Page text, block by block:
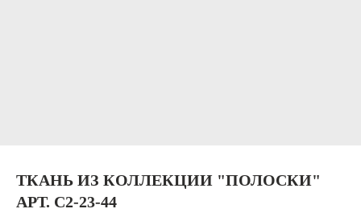
ТКАНЬ ИЗ КОЛЛЕКЦИИ "ПОЛОСКИ"
АРТ. C2-23-44